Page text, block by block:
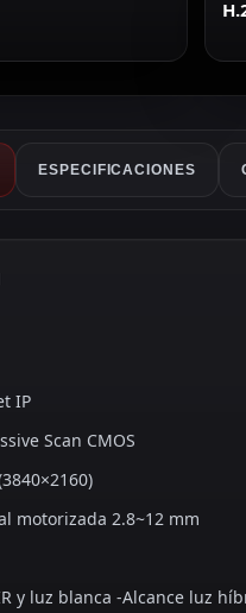
ESPECIFICACIONES
IP
Scan CMOS
motorizada 2.8~12 mm
y luz blanca -Alcance luz